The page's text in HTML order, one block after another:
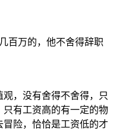
百万的，他不舍得辞职
，没有舍得不舍得，只
有工资高的有一定的物
险，恰恰是工资低的才